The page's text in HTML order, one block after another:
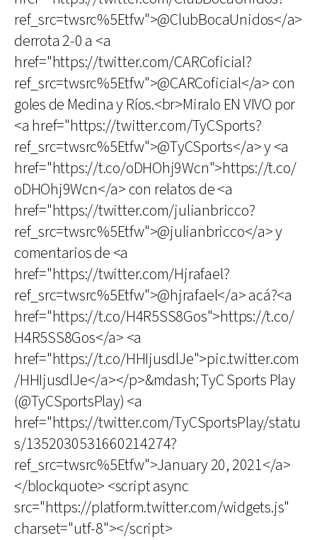
ref_src=twsrc%5Etfw">@ClubBocaUnidos</a>
derrota 2-0 a <a
href="https://twitter.com/CARCoficial?
ref_src=twsrc%5Etfw">@CARCoficial</a> con
goles de Medina y Ríos.<br>Miralo EN VIVO por
<a href="https://twitter.com/TyCSports?
ref_src=twsrc%5Etfw">@TyCSports</a> y <a
href="https://t.co/oDHOhj9Wcn">https://t.co/
oDHOhj9Wcn</a> con relatos de <a
href="https://twitter.com/julianbricco?
ref_src=twsrc%5Etfw">@julianbricco</a> y
comentarios de <a
href="https://twitter.com/Hjrafael?
ref_src=twsrc%5Etfw">@hjrafael</a> acá?<a
href="https://t.co/H4R5SS8Gos">https://t.co/
H4R5SS8Gos</a> <a
href="https://t.co/HHIjusdlJe">pic.twitter.com
/HHIjusdlJe</a></p>&mdash; TyC Sports Play
(@TyCSportsPlay) <a
href="https://twitter.com/TyCSportsPlay/statu
s/1352030531660214274?
ref_src=twsrc%5Etfw">January 20, 2021</a>
</blockquote> <script async
src="https://platform.twitter.com/widgets.js"
charset="utf-8"></script>